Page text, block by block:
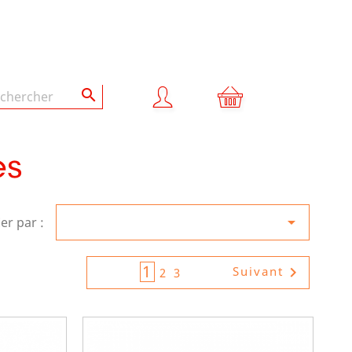

par : 
1 2 3 Suivant 